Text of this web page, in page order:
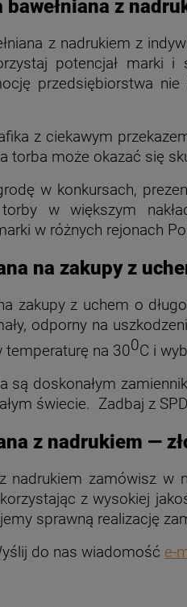
bawełniana z
z nadrukiem z
potencjał marki
przedsiębiorstwa
z ciekawym
torba może okazać się
w konkursach,
torby w większym
w różnych rejonach
na zakupy z
zakupy z uchem o
odporny na
temperaturę na 300C i
są doskonałym
świecie. Zadbaj z
z nadrukiem —
nadrukiem zamówisz w
z wysokiej
sprawną realizację
do nas wiadomość e-